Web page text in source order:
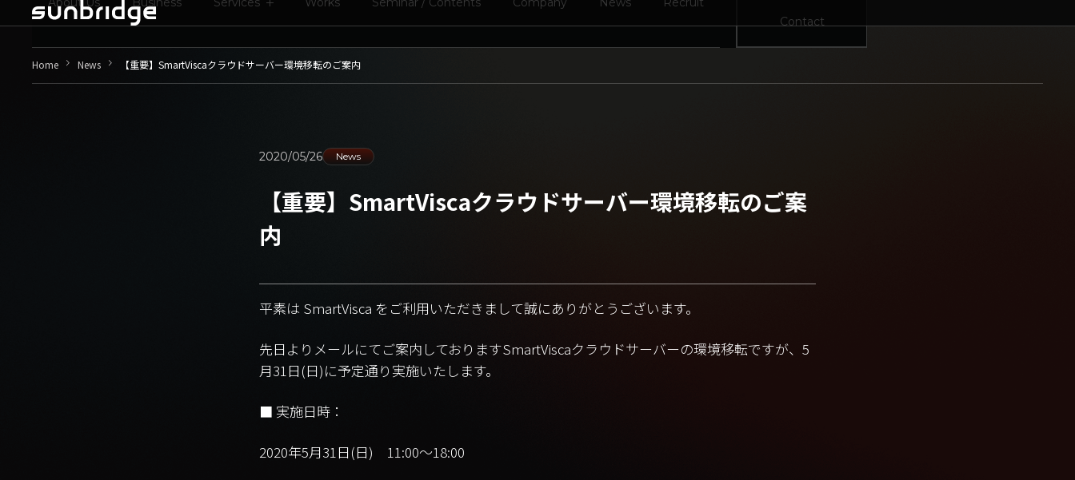
Contact
Home keyboard_arrow_right News keyboard_arrow_right 【重要】SmartViscaクラウドサーバー環境移転のご案内
2020/05/26 News
【重要】SmartViscaクラウドサーバー環境移転のご案
内
平素は SmartVisca をご利用いただきまして誠にありがとうございます。
先日よりメールにてご案内しておりますSmartViscaクラウドサーバーの環境移転ですが、5
月31日(日)に予定通り実施いたします。
■ 実施日時：
2020年5月31日(日) 11:00〜18:00